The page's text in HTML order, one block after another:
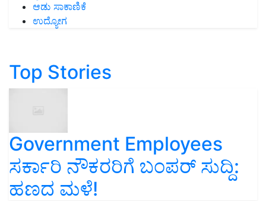
ಆಡು ಸಾಕಾಣಿಕೆ
ಉದ್ಯೋಗ
Top Stories
Government Employees
ಸರ್ಕಾರಿ ನೌಕರರಿಗೆ ಬಂಪರ್‌ ಸುದ್ದಿ:
ಹಣದ ಮಳೆ!